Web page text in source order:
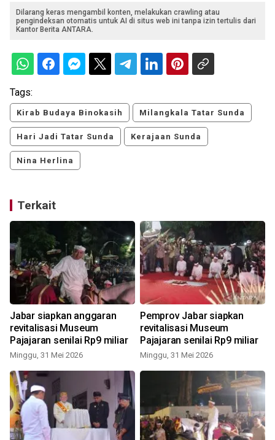
Dilarang keras mengambil konten, melakukan crawling atau
pengindeksan otomatis untuk AI di situs web ini tanpa izin tertulis dari
Kantor Berita ANTARA.
Tags:
Kirab Budaya Binokasih Milangkala Tatar Sunda
Hari Jadi Tatar Sunda Kerajaan Sunda
Nina Herlina
Terkait
Jabar siapkan anggaran
revitalisasi Museum
Pajajaran senilai Rp9 miliar
Minggu, 31 Mei 2026
Pemprov Jabar siapkan
revitalisasi Museum
Pajajaran senilai Rp9 miliar
Minggu, 31 Mei 2026